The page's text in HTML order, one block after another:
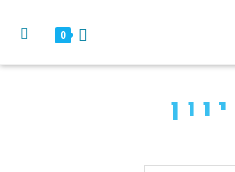
0
יוון